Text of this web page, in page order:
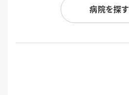
病院を探す